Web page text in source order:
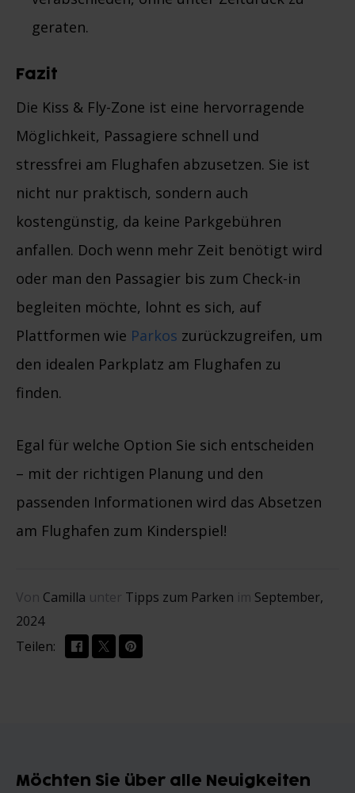
geraten.
Fazit
Die Kiss & Fly-Zone ist eine hervorragende
Möglichkeit, Passagiere schnell und
stressfrei am Flughafen abzusetzen. Sie ist
nicht nur praktisch, sondern auch
kostengünstig, da keine Parkgebühren
anfallen. Doch wenn mehr Zeit benötigt wird
oder man den Passagier bis zum Check-in
begleiten möchte, lohnt es sich, auf
Plattformen wie Parkos zurückzugreifen, um
den idealen Parkplatz am Flughafen zu
finden.
Egal für welche Option Sie sich entscheiden
– mit der richtigen Planung und den
passenden Informationen wird das Absetzen
am Flughafen zum Kinderspiel!
Von Camilla unter Tipps zum Parken im September,
2024
Teilen:
Möchten Sie über alle Neuigkeiten